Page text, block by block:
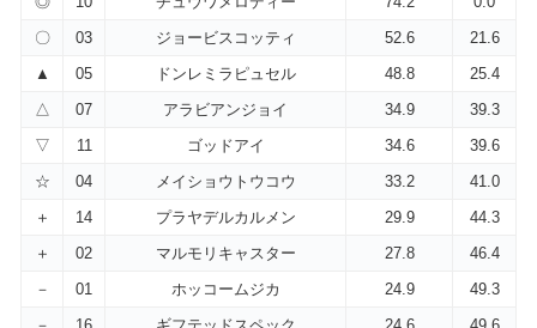
〇
03 ジョービスコッティ 52.6
21.6
▲
05 ドンレミラピュセル 48.8
25.4
△
07 アラビアンジョイ 34.9
39.3
▽
11 ゴッドアイ 34.6
39.6
☆
04 メイショウトウコウ 33.2
41.0
＋
14 プラヤデルカルメン 29.9
44.3
＋
02 マルモリキャスター 27.8
46.4
－
01 ホッコームジカ 24.9
49.3